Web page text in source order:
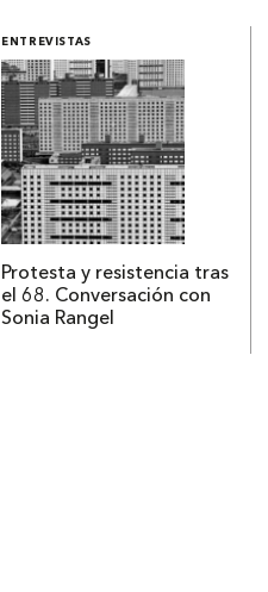
ENTREVISTAS
Protesta y resistencia tras
el 68. Conversación con
Sonia Rangel